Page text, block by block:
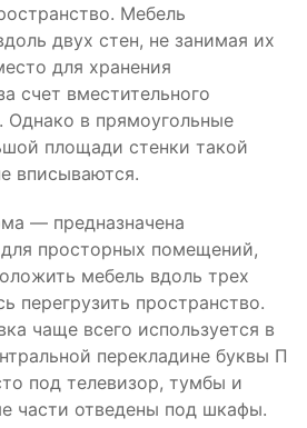
Мебель
двух стен, не занимая их
для хранения
счет вместительного
Однако в прямоугольные
площади стенки такой
вписываются.
— предназначена
просторных помещений,
мебель вдоль трех
перегрузить пространство.
чаще всего используется в
перекладине буквы П
под телевизор, тумбы и
части отведены под шкафы.